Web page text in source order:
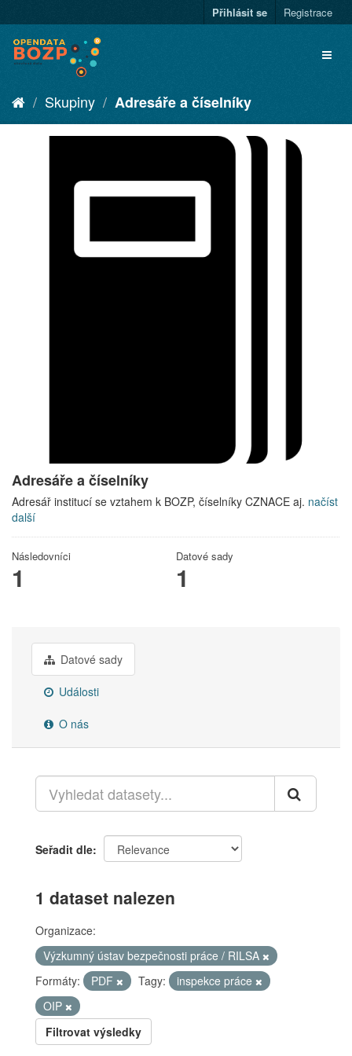
Přihlásit se Registrace
Skupiny Adresáře a číselníky
Adresáře a číselníky
Adresář institucí se vztahem k BOZP, číselníky CZNACE aj. načíst
další
Následovníci
1
Datové sady
1
Datové sady
Události
O nás
Seřadit dle
1 dataset nalezen
Organizace:
Výzkumný ústav bezpečnosti práce / RILSA
Formáty:
PDF Tagy:
inspekce práce
OIP
Filtrovat výsledky